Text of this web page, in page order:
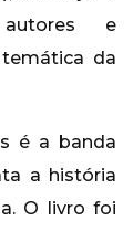
e
da
é a banda
a história
O livro foi